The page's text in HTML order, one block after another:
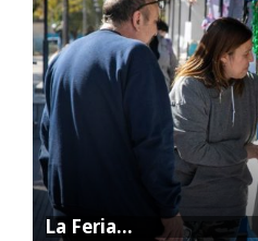
La Feria…